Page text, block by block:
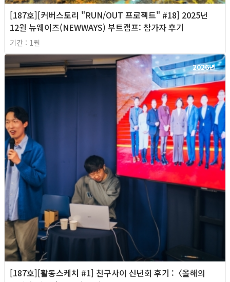
[187호][커버스토리 "RUN/OUT 프로젝트" #18] 2025년
12월 뉴웨이즈(NEWWAYS) 부트캠프: 참가자 후기
기간 : 1월
2026년
[187호][활동스케치 #1] 친구사이 신년회 후기 :〈올해의